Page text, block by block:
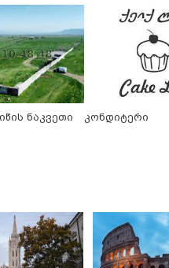
ნაკვეთი
კონდიტერი